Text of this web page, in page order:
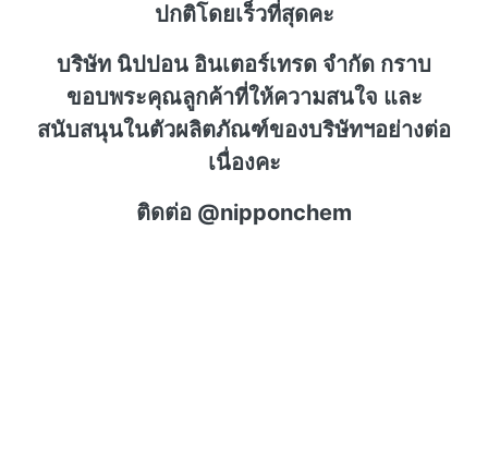
ปกติโดยเร็วที่สุดคะ
บริษัท นิปปอน อินเตอร์เทรด จำกัด กราบ
ขอบพระคุณลูกค้าที่ให้ความสนใจ และ
สนับสนุนในตัวผลิตภัณฑ์ของบริษัทฯอย่างต่อ
เนื่องคะ
ติดต่อ @nipponchem